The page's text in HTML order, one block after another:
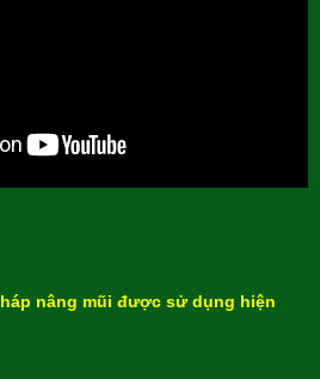
nâng mũi được sử dụng hiện